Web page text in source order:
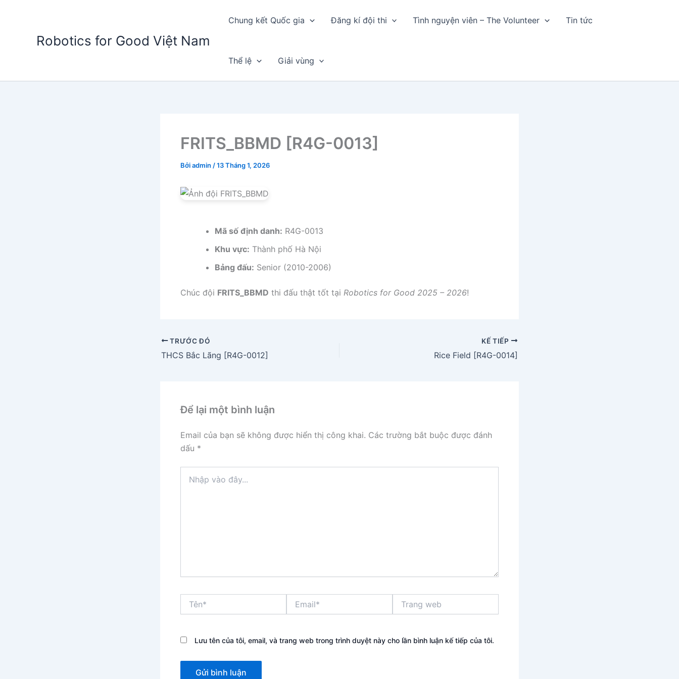
Robotics for Good Việt Nam
Chung kết Quốc gia Đăng kí đội thi Tình nguyện viên – The Volunteer Tin tức
Thể lệ Giải vùng
FRITS_BBMD [R4G-0013]
Bởiadmin /13 Tháng 1, 2026
Mã số định danh: R4G-0013
Khu vực: Thành phố Hà Nội
Bảng đấu: Senior (2010-2006)
Chúc đội FRITS_BBMD thi đấu thật tốt tại Robotics for Good 2025 – 2026!
TRƯỚC ĐÓ
THCS Bắc Lãng [R4G-0012]
KẾ TIẾP
Rice Field [R4G-0014]
Để lại một bình luận
Email của bạn sẽ không được hiển thị công khai. Các trường bắt buộc được đánh
dấu *
vào
web
Lưu tên của tôi, email, và trang web trong trình duyệt này cho lần bình luận kế tiếp của tôi.